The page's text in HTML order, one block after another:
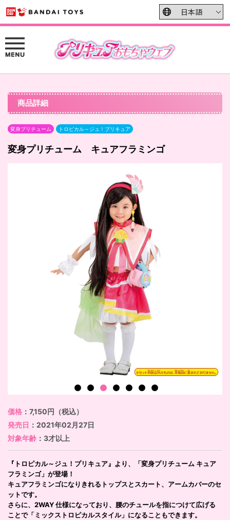
商品詳細
変身プリチューム トロピカル～ジュ！プリキュア
変身プリチューム キュアフラミンゴ
価格 ：7,150円（税込）
発売日 ：2021年02月27日
対象年齢 ：3才以上
『トロピカル～ジュ！プリキュア』より、「変身プリチューム キュア
フラミンゴ」が登場！
キュアフラミンゴになりきれるトップスとスカート、アームカバーのセ
ットです。
さらに、2WAY 仕様になっており、腰のチュールを指につけて広げる
ことで「ミックストロピカルスタイル」になることもできます。